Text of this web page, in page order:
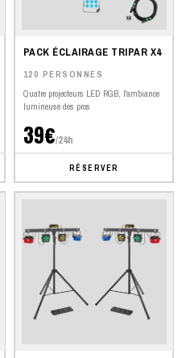
PACK ÉCLAIRAGE TRIPAR X4
120 PERSONNES
Quatre projecteurs LED RGB, l'ambiance
lumineuse des pros
39€/24h
RÉSERVER